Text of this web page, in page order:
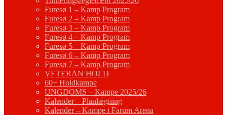
Furesø 1 – Kamp Program
Furesø 2 – Kamp Program
Furesø 3 – Kamp Program
Furesø 4 – Kamp Program
Furesø 5 – Kamp Program
Furesø 6 – Kamp Program
Furesø 7 – Kamp Program
VETERAN HOLD
60+ Holdkampe
UNGDOMS – Kampe 2025/26
Kalender – Planlægning
Kalender – Kampe i Farum Arena